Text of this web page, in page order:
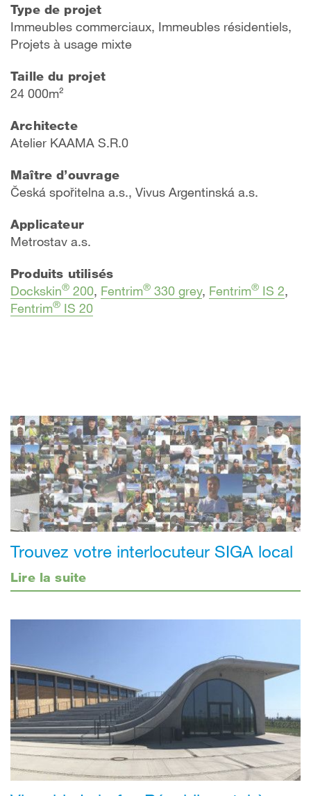
Type de projet
Immeubles commerciaux, Immeubles résidentiels,
Projets à usage mixte
Taille du projet
24 000m²
Architecte
Atelier KAAMA S.R.0
Maître d’ouvrage
Česká spořitelna a.s., Vivus Argentinská a.s.
Applicateur
Metrostav a.s.
Produits utilisés
Dockskin® 200, Fentrim® 330 grey, Fentrim® IS 2,
Fentrim® IS 20
Trouvez votre interlocuteur SIGA local
Lire la suite